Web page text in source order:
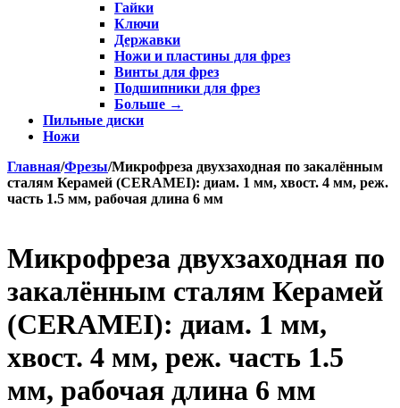
Гайки
Ключи
Державки
Ножи и пластины для фрез
Винты для фрез
Подшипники для фрез
Больше →
Пильные диски
Ножи
Главная/Фрезы/Микрофреза двухзаходная по закалённым
сталям Керамей (CERAMEI): диам. 1 мм, хвост. 4 мм, реж.
часть 1.5 мм, рабочая длина 6 мм
Микрофреза двухзаходная по
закалённым сталям Керамей
(CERAMEI): диам. 1 мм,
хвост. 4 мм, реж. часть 1.5
мм, рабочая длина 6 мм